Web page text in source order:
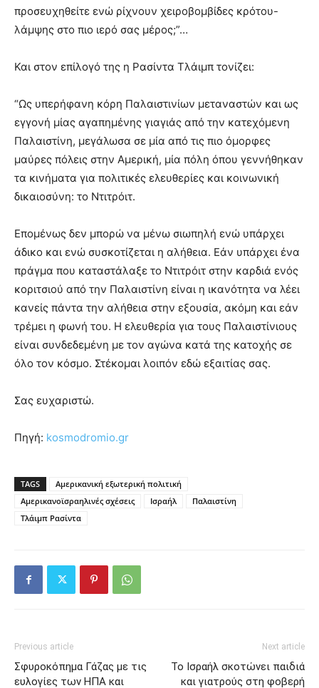
προσευχηθείτε ενώ ρίχνουν χειροβομβίδες κρότου-
λάμψης στο πιο ιερό σας μέρος;”…
Και στον επίλογό της η Ρασίντα Τλάιμπ τονίζει:
“Ως υπερήφανη κόρη Παλαιστινίων μεταναστών και ως
εγγονή μίας αγαπημένης γιαγιάς από την κατεχόμενη
Παλαιστίνη, μεγάλωσα σε μία από τις πιο όμορφες
μαύρες πόλεις στην Αμερική, μία πόλη όπου γεννήθηκαν
τα κινήματα για πολιτικές ελευθερίες και κοινωνική
δικαιοσύνη: το Ντιτρόιτ.
Επομένως δεν μπορώ να μένω σιωπηλή ενώ υπάρχει
άδικο και ενώ συσκοτίζεται η αλήθεια. Εάν υπάρχει ένα
πράγμα που καταστάλαξε το Ντιτρόιτ στην καρδιά ενός
κοριτσιού από την Παλαιστίνη είναι η ικανότητα να λέει
κανείς πάντα την αλήθεια στην εξουσία, ακόμη και εάν
τρέμει η φωνή του. Η ελευθερία για τους Παλαιστίνιους
είναι συνδεδεμένη με τον αγώνα κατά της κατοχής σε
όλο τον κόσμο. Στέκομαι λοιπόν εδώ εξαιτίας σας.
Σας ευχαριστώ.
Πηγή: kosmodromio.gr
TAGS
Αμερικανική εξωτερική πολιτική
Αμερικανοϊσραηλινές σχέσεις
Ισραήλ
Παλαιστίνη
Τλάιμπ Ρασίντα
Previous article
Σφυροκόπημα Γάζας με τις
ευλογίες των ΗΠΑ και
Next article
Το Ισραήλ σκοτώνει παιδιά
και γιατρούς στη φοβερή